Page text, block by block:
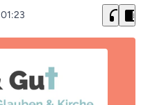
01:23 headphones chrome_reader_mode